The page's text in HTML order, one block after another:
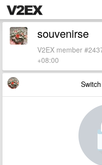
souvenirse
V2EX member
+08:00